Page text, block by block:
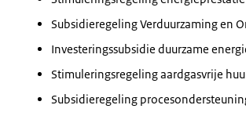
Subsidieregeling Verduurzaming en
Investeringssubsidie duurzame
Stimuleringsregeling aardgasvrije
Subsidieregeling